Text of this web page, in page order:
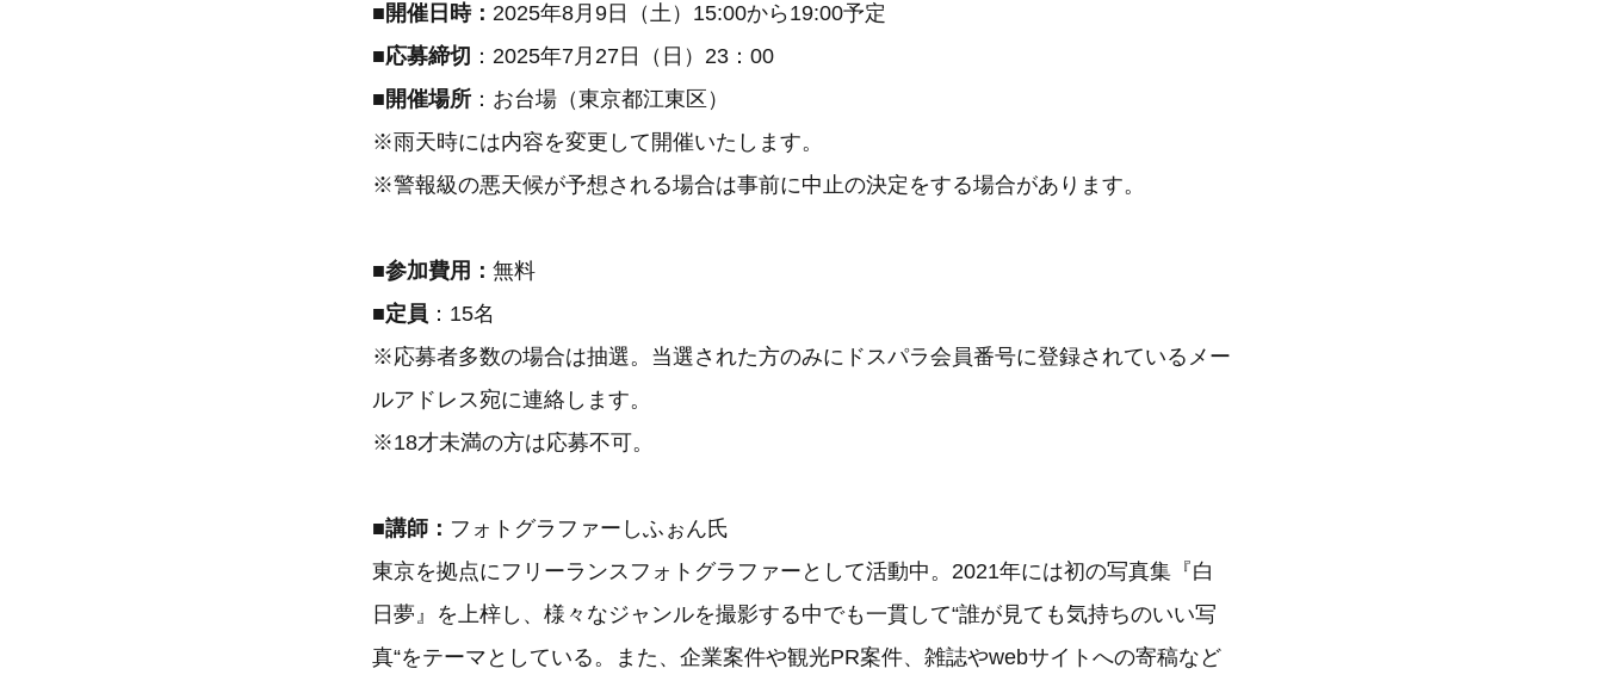
■開催日時： 2025年8月9日（土）15:00から19:00予定
■応募締切 ：2025年7月27日（日）23：00
■開催場所 ：お台場（東京都江東区）
※雨天時には内容を変更して開催いたします。
※警報級の悪天候が予想される場合は事前に中止の決定をする場合があります。
■参加費用： 無料
■定員 ：15名
※応募者多数の場合は抽選。当選された方のみにドスパラ会員番号に登録されているメー
ルアドレス宛に連絡します。
※18才未満の方は応募不可。
■講師： フォトグラファーしふぉん氏
東京を拠点にフリーランスフォトグラファーとして活動中。2021年には初の写真集『白
日夢』を上梓し、様々なジャンルを撮影する中でも一貫して“誰が見ても気持ちのいい写
真“をテーマとしている。また、企業案件や観光PR案件、雑誌やwebサイトへの寄稿など